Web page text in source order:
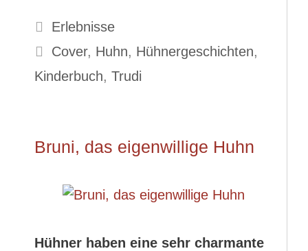
Kategorien
Erlebnisse
Schlagwörter
Cover, Huhn, Hühnergeschichten,
Kinderbuch, Trudi
Bruni, das eigenwillige Huhn
Hühner haben eine sehr charmante